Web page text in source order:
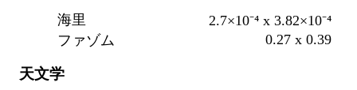
海里
2.7×10⁻⁴ x 3.82×10⁻⁴
ファゾム
0.27 x 0.39
天文学